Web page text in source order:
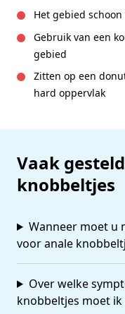
Het gebied
Gebruik van een
gebied
Zitten op een
hard oppervlak
Vaak
knobbeltjes
Wanneer moet u
voor anale
Over welke
knobbeltjes moet